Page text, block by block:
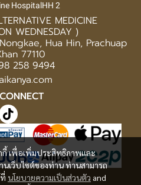
กี้ เพื่อเพิ่มประสิทธิภาพและ
เว็บไซต์ของท่าน ท่านสามารถ
นโยบายความเป็นส่วนตัว and
HospitalHH 2
MEDICINE
WEDNESDAY )
Hua Hin, Prachuap
77110
258 9494